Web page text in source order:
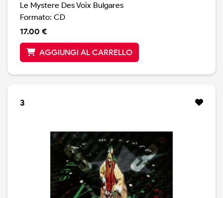
Le Mystere Des Voix Bulgares
Formato: CD
17.00 €
AGGIUNGI AL CARRELLO
3